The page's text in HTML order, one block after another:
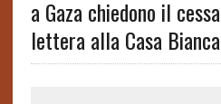
a Gaza chiedono il
lettera alla Casa